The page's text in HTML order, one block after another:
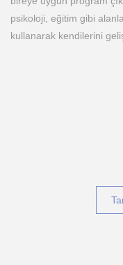
psikoloji, eğitim gibi
kullanarak kendilerini